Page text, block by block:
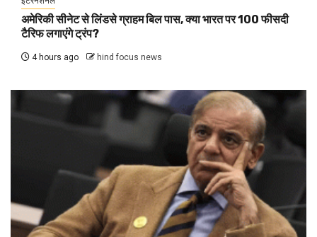
अमेरिकी सीनेट से लिंडसे ग्राहम बिल पास, क्या भारत पर 100 फीसदी
टैरिफ लगाएंगे ट्रंप?
4 hours ago hind focus news